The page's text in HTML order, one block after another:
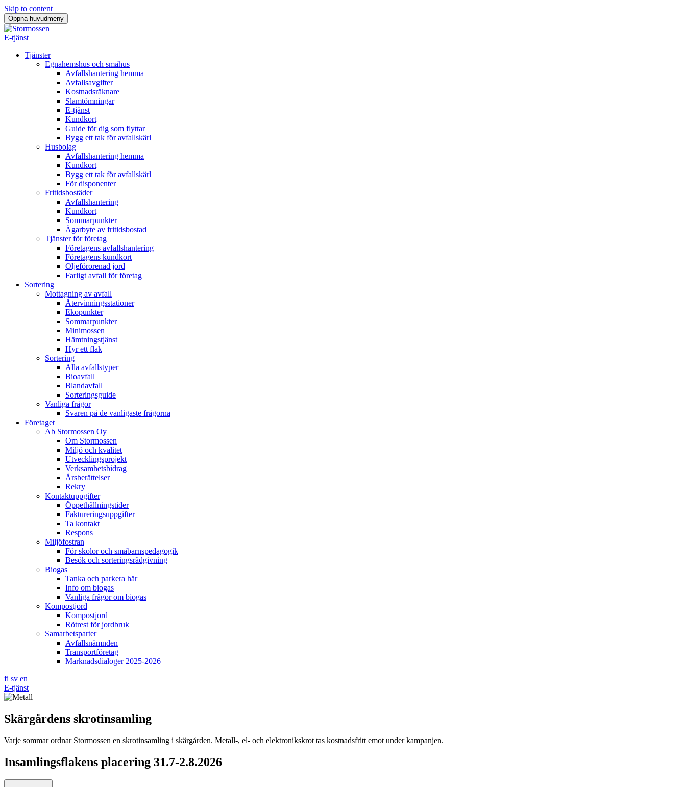
Skip to content
Öppna huvudmeny
E-tjänst
Tjänster
Egnahemshus och småhus
Avfallshantering hemma
Avfallsavgifter
Kostnadsräknare
Slamtömningar
E-tjänst
Kundkort
Guide för dig som flyttar
Bygg ett tak för avfallskärl
Husbolag
Avfallshantering hemma
Kundkort
Bygg ett tak för avfallskärl
För disponenter
Fritidsbostäder
Avfallshantering
Kundkort
Sommarpunkter
Ägarbyte av fritidsbostad
Tjänster för företag
Företagens avfallshantering
Företagens kundkort
Oljeförorenad jord
Farligt avfall för företag
Sortering
Mottagning av avfall
Återvinningsstationer
Ekopunkter
Sommarpunkter
Minimossen
Hämtningstjänst
Hyr ett flak
Sortering
Alla avfallstyper
Bioavfall
Blandavfall
Sorteringsguide
Vanliga frågor
Svaren på de vanligaste frågorna
Företaget
Ab Stormossen Oy
Om Stormossen
Miljö och kvalitet
Utvecklingsprojekt
Verksamhetsbidrag
Årsberättelser
Rekry
Kontaktuppgifter
Öppethållningstider
Faktureringsuppgifter
Ta kontakt
Respons
Miljöfostran
För skolor och småbarnspedagogik
Besök och sorteringsrådgivning
Biogas
Tanka och parkera här
Info om biogas
Vanliga frågor om biogas
Kompostjord
Kompostjord
Rötrest för jordbruk
Samarbetsparter
Avfallsnämnden
Transportföretag
Marknadsdialoger 2025-2026
fi sv en
E-tjänst
Skärgårdens skrotinsamling
Varje sommar ordnar Stormossen en skrotinsamling i skärgården. Metall-, el- och elektronikskrot tas kostnadsfritt emot under kampanjen.
Insamlingsflakens placering 31.7-2.8.2026